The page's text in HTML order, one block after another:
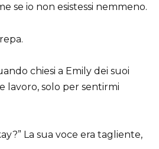
se io non esistessi nemmeno.
chiesi a Emily dei suoi
lavoro, solo per sentirmi
La sua voce era tagliente,